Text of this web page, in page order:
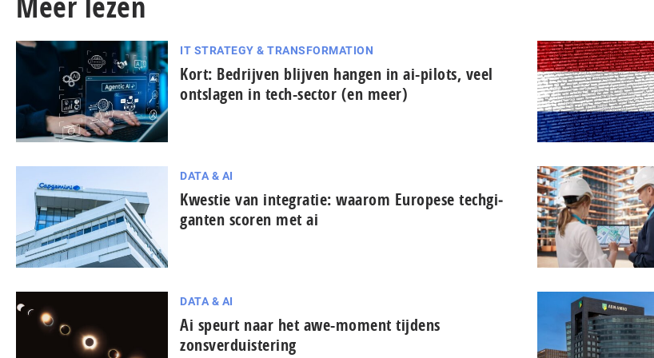
IT STRATEGY & TRANSFORMATION
Kort: Bedrijven blijven hangen in ai-pilots, veel
ontslagen in tech-sector (en meer)
DATA & AI
Kwestie van integratie: waarom Europese tech­gi­
gan­ten scoren met ai
DATA & AI
Ai speurt naar het awe-moment tijdens
zonsverduistering